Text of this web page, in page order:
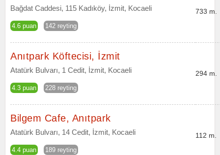
Bağdat Caddesi, 115 Kadıköy, İzmit, Kocaeli
4.6 puan 142 reyting
733 m.
Anıtpark Köftecisi, İzmit
Atatürk Bulvarı, 1 Cedit, İzmit, Kocaeli
4.3 puan 228 reyting
294 m.
Bilgem Cafe, Anıtpark
Atatürk Bulvarı, 14 Cedit, İzmit, Kocaeli
4.4 puan 189 reyting
112 m.